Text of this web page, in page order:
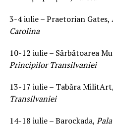
3-4 iulie – Praetorian Gates,
Carolina
10-12 iulie – Sărbătoarea
Principilor Transilvaniei
13-17 iulie – Tabăra MilitArt,
Transilvaniei
14-18 iulie – Barockada,